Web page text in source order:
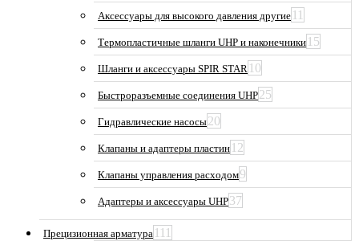
Аксессуары для высокого давления другие 11
Термопластичные шланги UHP и наконечники 15
Шланги и аксессуары SPIR STAR 10
Быстроразъемные соединения UHP25
Гидравлические насосы20
Клапаны и адаптеры пластин 12
Клапаны управления расходом9
Адаптеры и аксессуары UHP37
Прецизионная арматура 111